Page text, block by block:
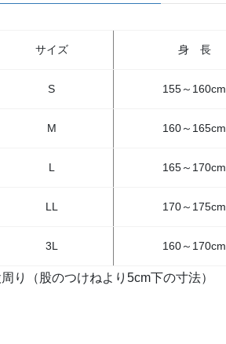
サイズ 身 長
S 155～160cm
M 160～165cm
L 165～170cm
LL 170～175cm
3L 160～170cm
周り（股のつけねより5cm下の寸法）